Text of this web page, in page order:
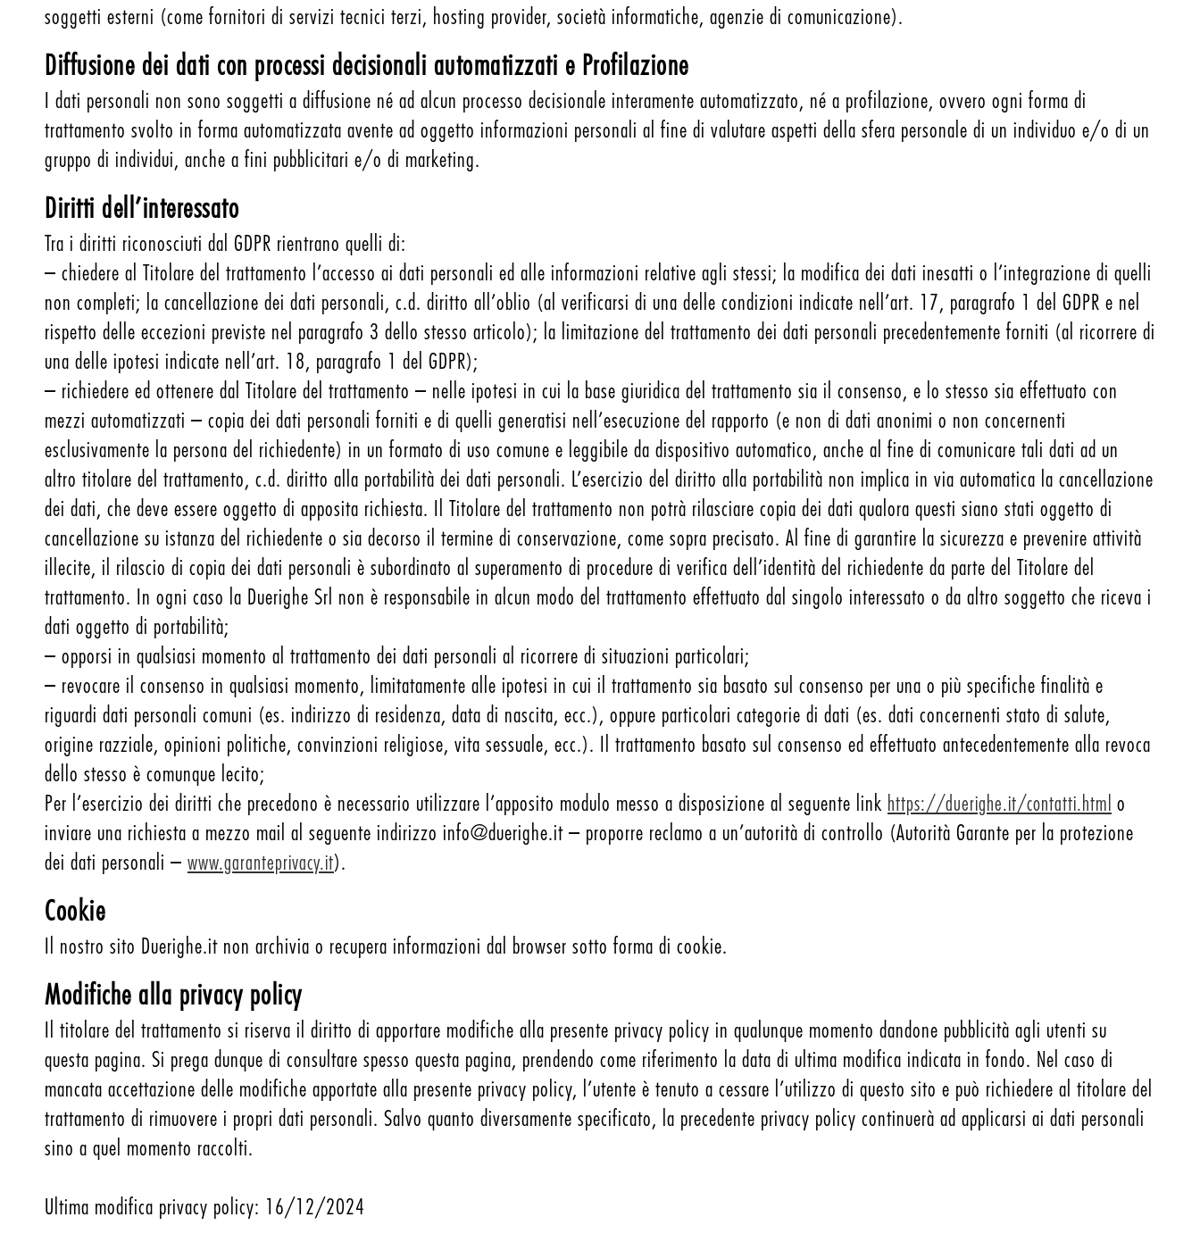
soggetti esterni (come fornitori di servizi tecnici terzi, hosting provider, società informatiche, agenzie di comunicazione).
Diffusione dei dati con processi decisionali automatizzati e Profilazione
I dati personali non sono soggetti a diffusione né ad alcun processo decisionale interamente automatizzato, né a profilazione, ovvero ogni forma di
trattamento svolto in forma automatizzata avente ad oggetto informazioni personali al fine di valutare aspetti della sfera personale di un individuo e/o di un
gruppo di individui, anche a fini pubblicitari e/o di marketing.
Diritti dell’interessato
Tra i diritti riconosciuti dal GDPR rientrano quelli di:
– chiedere al Titolare del trattamento l’accesso ai dati personali ed alle informazioni relative agli stessi; la modifica dei dati inesatti o l’integrazione di quelli
non completi; la cancellazione dei dati personali, c.d. diritto all’oblio (al verificarsi di una delle condizioni indicate nell’art. 17, paragrafo 1 del GDPR e nel
rispetto delle eccezioni previste nel paragrafo 3 dello stesso articolo); la limitazione del trattamento dei dati personali precedentemente forniti (al ricorrere di
una delle ipotesi indicate nell’art. 18, paragrafo 1 del GDPR);
– richiedere ed ottenere dal Titolare del trattamento – nelle ipotesi in cui la base giuridica del trattamento sia il consenso, e lo stesso sia effettuato con
mezzi automatizzati – copia dei dati personali forniti e di quelli generatisi nell’esecuzione del rapporto (e non di dati anonimi o non concernenti
esclusivamente la persona del richiedente) in un formato di uso comune e leggibile da dispositivo automatico, anche al fine di comunicare tali dati ad un
altro titolare del trattamento, c.d. diritto alla portabilità dei dati personali. L’esercizio del diritto alla portabilità non implica in via automatica la cancellazione
dei dati, che deve essere oggetto di apposita richiesta. Il Titolare del trattamento non potrà rilasciare copia dei dati qualora questi siano stati oggetto di
cancellazione su istanza del richiedente o sia decorso il termine di conservazione, come sopra precisato. Al fine di garantire la sicurezza e prevenire attività
illecite, il rilascio di copia dei dati personali è subordinato al superamento di procedure di verifica dell’identità del richiedente da parte del Titolare del
trattamento. In ogni caso la Duerighe Srl non è responsabile in alcun modo del trattamento effettuato dal singolo interessato o da altro soggetto che riceva i
dati oggetto di portabilità;
– opporsi in qualsiasi momento al trattamento dei dati personali al ricorrere di situazioni particolari;
– revocare il consenso in qualsiasi momento, limitatamente alle ipotesi in cui il trattamento sia basato sul consenso per una o più specifiche finalità e
riguardi dati personali comuni (es. indirizzo di residenza, data di nascita, ecc.), oppure particolari categorie di dati (es. dati concernenti stato di salute,
origine razziale, opinioni politiche, convinzioni religiose, vita sessuale, ecc.). Il trattamento basato sul consenso ed effettuato antecedentemente alla revoca
dello stesso è comunque lecito;
Per l’esercizio dei diritti che precedono è necessario utilizzare l’apposito modulo messo a disposizione al seguente link https://duerighe.it/contatti.html o
inviare una richiesta a mezzo mail al seguente indirizzo info@duerighe.it – proporre reclamo a un’autorità di controllo (Autorità Garante per la protezione
dei dati personali – www.garanteprivacy.it).
Cookie
Il nostro sito Duerighe.it non archivia o recupera informazioni dal browser sotto forma di cookie.
Modifiche alla privacy policy
Il titolare del trattamento si riserva il diritto di apportare modifiche alla presente privacy policy in qualunque momento dandone pubblicità agli utenti su
questa pagina. Si prega dunque di consultare spesso questa pagina, prendendo come riferimento la data di ultima modifica indicata in fondo. Nel caso di
mancata accettazione delle modifiche apportate alla presente privacy policy, l’utente è tenuto a cessare l’utilizzo di questo sito e può richiedere al titolare del
trattamento di rimuovere i propri dati personali. Salvo quanto diversamente specificato, la precedente privacy policy continuerà ad applicarsi ai dati personali
sino a quel momento raccolti.
Ultima modifica privacy policy: 16/12/2024